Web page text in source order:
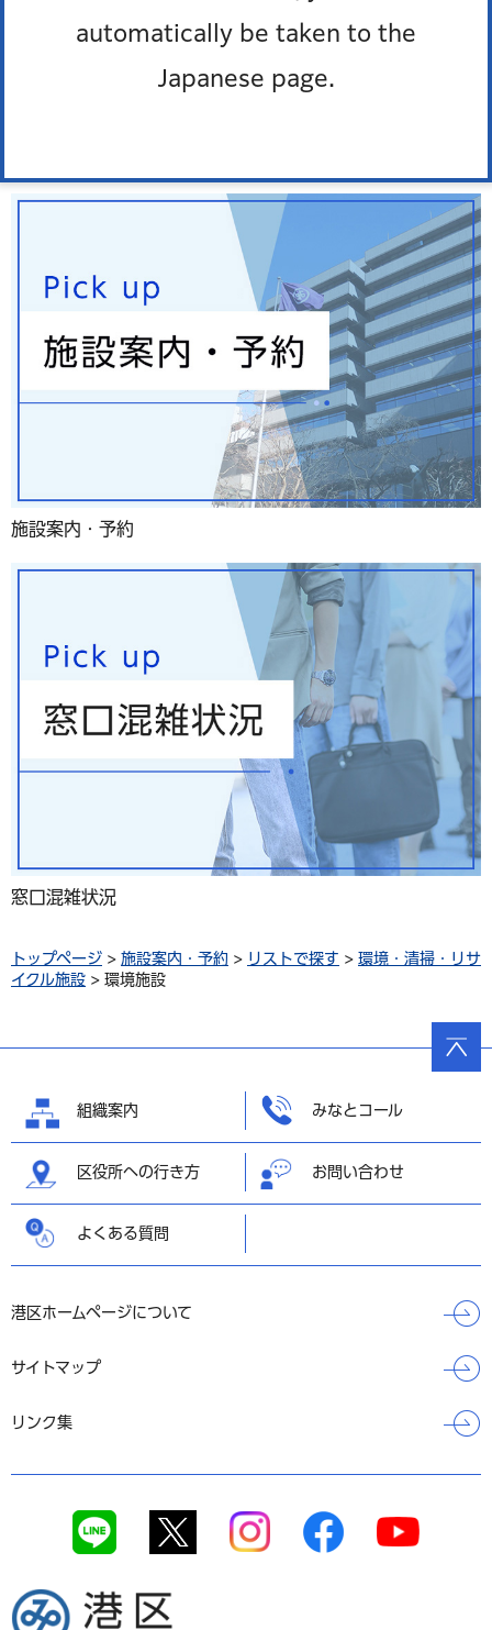
automatically be taken to the
Japanese page.
施設案内・予約
窓口混雑状況
トップページ > 施設案内・予約 > リストで探す > 環境・清掃・リサ
イクル施設 > 環境施設
組織案内 みなとコール
区役所への行き方 お問い合わせ
よくある質問
港区ホームページについて
サイトマップ
リンク集
港区
ページ
の先頭